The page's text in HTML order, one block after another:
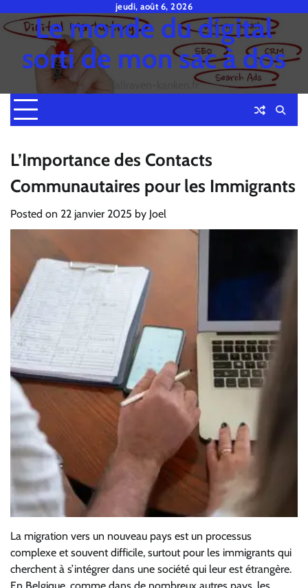
to
content
jeudi, août 6, 2026
Le monde du digital
sorti de mon sac à dos
fjallraven-kanken.fr
L’Importance des Contacts
Communautaires pour les Immigrants
Posted on 22 janvier 2025 by Joel
La migration vers un nouveau pays est un processus
complexe et souvent difficile, surtout pour les immigrants qui
cherchent à s’intégrer dans une société qui leur est étrangère.